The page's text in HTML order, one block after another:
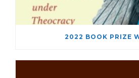
2022 BOOK PRIZE